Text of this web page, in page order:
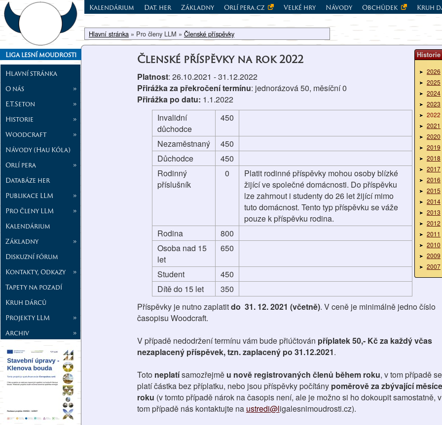
Liga lesní moudrosti
Hlavní stránka
O nás
»
E.T.Seton
»
Historie
»
Woodcraft
»
Návody (Hau Kóla)
Orlí pera
»
Databáze her
Publikace LLM
»
Pro členy LLM
»
Kalendárium
Základny
»
Diskuzní fórum
Kontakty, Odkazy
»
Tapety na pozadí
Kruh dárců
Projekty LLM
»
Archiv
»
Kalendárium Dat. her Základny Orlí pera.cz Velké hry Návody Obchůdek Kruh
Hlavní stránka » Pro členy LLM » Členské příspěvky
Historie
2026
2025
2024
2023
2022
2021
2020
2019
2018
2017
2016
2015
2014
2013
2012
2011
2010
2009
2007
Členské příspěvky na rok 2022
Platnost: 26.10.2021 - 31.12.2022
Přirážka za překročení termínu: jednorázová 50, měsíční 0
Přirážka po datu: 1.1.2022
Invalidní
důchodce
450
Nezaměstnaný
450
Důchodce
450
Rodinný
příslušník
0
Platit rodinné příspěvky mohou osoby blízké
žijící ve společné domácnosti. Do příspěvku
lze zahrnout i studenty do 26 let žijící mimo
tuto domácnost. Tento typ příspěvku se váže
pouze k příspěvku rodina.
Rodina
800
Osoba nad 15
let
650
Student
450
Dítě do 15 let
350
Příspěvky je nutno zaplatitdo 31. 12. 2021 (včetně). V ceně je minimálně jedno číslo
časopisu Woodcraft.
V případě nedodržení termínu vám bude přiúčtován příplatek 50,- Kč za každý včas
nezaplacený příspěvek, tzn. zaplacený po 31.12.2021.
Toto neplatísamozřejměu nově registrovaných členů během roku, v tom případě se
platí částka bez příplatku, nebo jsou příspěvky počítánypoměrově za zbývající měsíce
roku (v tomto případě nárok na časopis není, ale je možno si ho dokoupit samostatně, v
tom případě nás kontaktujte na ustredi@ligalesnimoudrosti.cz).